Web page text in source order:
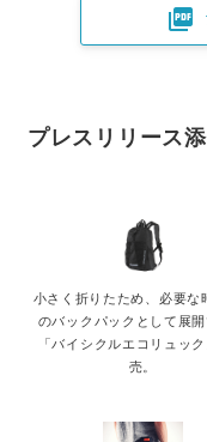

プレスリリース
小さく折りたため、必要な
のバックパックとして展
「バイシクルエコリュッ
売。